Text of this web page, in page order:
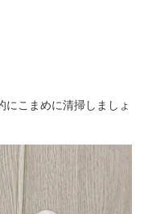
にこまめに清掃しましょ